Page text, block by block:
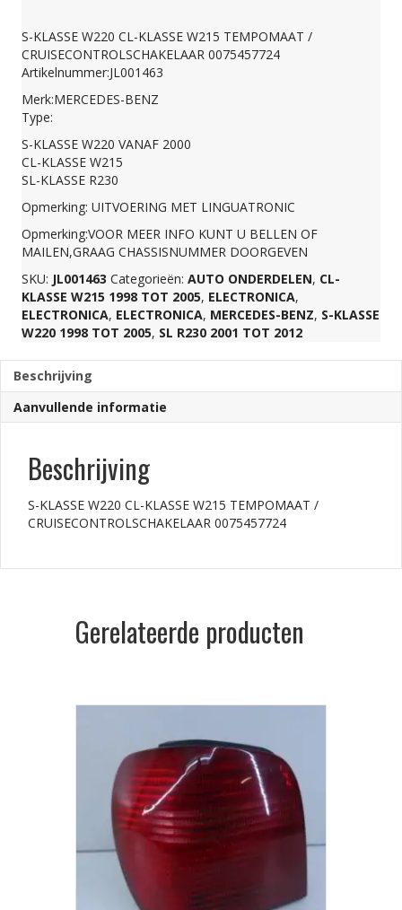
W220
CL-
KLASSE
W215
TEMPOMAAT
/
0075457724
aantal
S-KLASSE W220 CL-KLASSE W215 TEMPOMAAT /
CRUISECONTROLSCHAKELAAR 0075457724
Artikelnummer:JL001463
Merk:MERCEDES-BENZ
Type:
S-KLASSE W220 VANAF 2000
CL-KLASSE W215
SL-KLASSE R230
Opmerking: UITVOERING MET LINGUATRONIC
Opmerking:VOOR MEER INFO KUNT U BELLEN OF
MAILEN,GRAAG CHASSISNUMMER DOORGEVEN
SKU: JL001463 Categorieën: AUTO ONDERDELEN, CL-
KLASSE W215 1998 TOT 2005, ELECTRONICA,
ELECTRONICA, ELECTRONICA, MERCEDES-BENZ, S-KLASSE
W220 1998 TOT 2005, SL R230 2001 TOT 2012
Beschrijving
Aanvullende informatie
Beschrijving
S-KLASSE W220 CL-KLASSE W215 TEMPOMAAT /
CRUISECONTROLSCHAKELAAR 0075457724
Gerelateerde producten